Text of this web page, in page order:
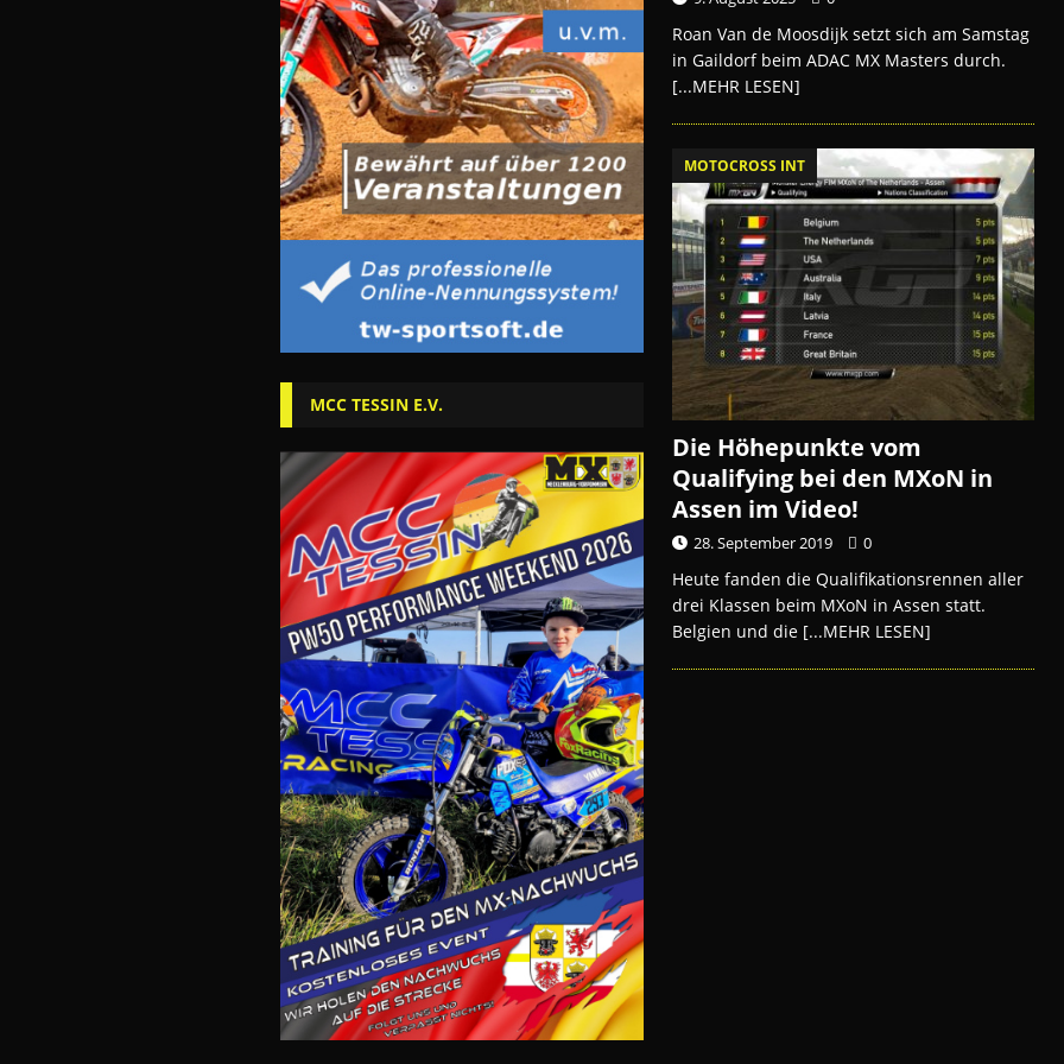
MCC TESSIN E.V.
Roan Van de Moosdijk setzt sich am Samstag
in Gaildorf beim ADAC MX Masters durch.
[...MEHR LESEN]
MOTOCROSS INT
Die Höhepunkte vom
Qualifying bei den MXoN in
Assen im Video!
28. September 2019 0
Heute fanden die Qualifikationsrennen aller
drei Klassen beim MXoN in Assen statt.
Belgien und die [...MEHR LESEN]